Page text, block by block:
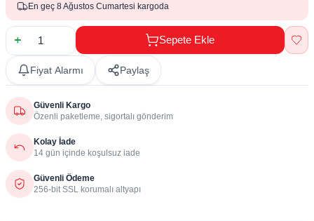
En geç 8 Ağustos Cumartesi kargoda
Sepete Ekle
Fiyat Alarmı Paylaş
Güvenli Kargo
Özenli paketleme, sigortalı gönderim
Kolay İade
14 gün içinde koşulsuz iade
Güvenli Ödeme
256-bit SSL korumalı altyapı